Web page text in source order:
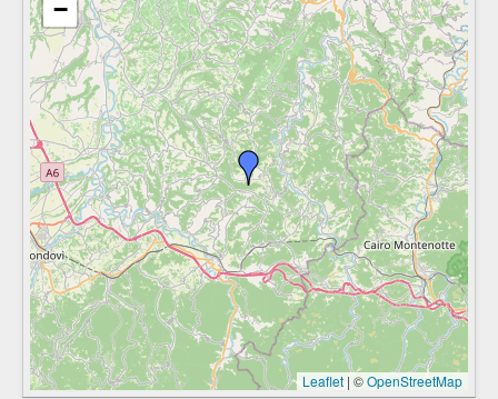
−
Leaflet | ©OpenStreetMap